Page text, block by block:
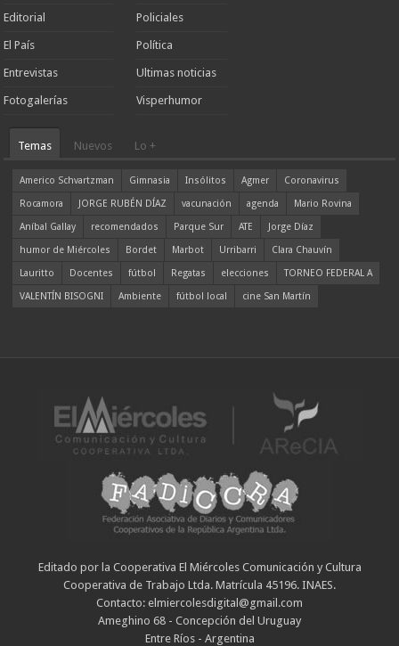
Editorial
El País
Entrevistas
Fotogalerías
Policiales
Política
Ultimas noticias
Visperhumor
Temas Nuevos Lo +
Americo Schvartzman Gimnasia Insólitos Agmer
Coronavirus
Rocamora
JORGE RUBÉN DÍAZ vacunación agenda
Mario Rovina
Aníbal Gallay
recomendados Parque Sur ATE
Jorge Díaz
humor de Miércoles
Bordet Marbot Urribarri
Clara Chauvín
Lauritto
Docentes fútbol Regatas elecciones
TORNEO FEDERAL A
VALENTÍN BISOGNI
Ambiente fútbol local cine San Martín
Editado por la Cooperativa El Miércoles Comunicación y Cultura
Cooperativa de Trabajo Ltda. Matrícula 45196. INAES.
Contacto: elmiercolesdigital@gmail.com
Ameghino 68 - Concepción del Uruguay
Entre Ríos - Argentina